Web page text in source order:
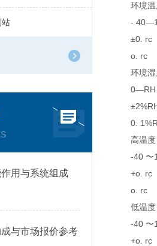
站
用与系统组成
与市场报价参考
环境温
-
±0. rc
o. rc
环境湿
0—RH
0.
高温度
-40 〜
+o. rc
o. rc
低温度
-40 〜
+o. rc